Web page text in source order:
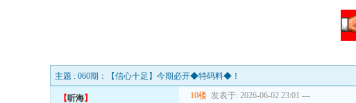
主题 : 060期：【信心十足】今期必开◆特码料◆！
【听海】 10楼 发表于: 2026-06-02 23:01 ---